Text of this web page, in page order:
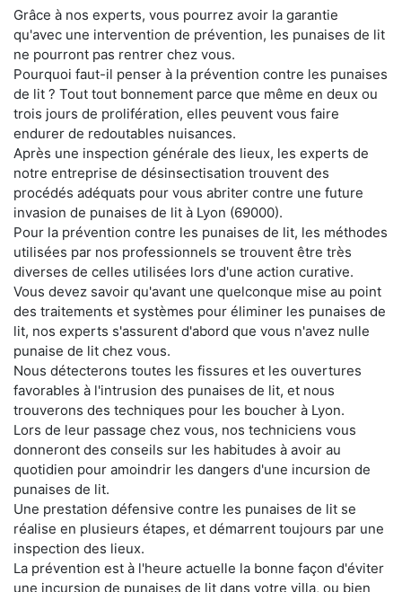
Grâce à nos experts, vous pourrez avoir la garantie
qu'avec une intervention de prévention, les punaises de lit
ne pourront pas rentrer chez vous.
Pourquoi faut-il penser à la prévention contre les punaises
de lit ? Tout tout bonnement parce que même en deux ou
trois jours de prolifération, elles peuvent vous faire
endurer de redoutables nuisances.
Après une inspection générale des lieux, les experts de
notre entreprise de désinsectisation trouvent des
procédés adéquats pour vous abriter contre une future
invasion de punaises de lit à Lyon (69000).
Pour la prévention contre les punaises de lit, les méthodes
utilisées par nos professionnels se trouvent être très
diverses de celles utilisées lors d'une action curative.
Vous devez savoir qu'avant une quelconque mise au point
des traitements et systèmes pour éliminer les punaises de
lit, nos experts s'assurent d'abord que vous n'avez nulle
punaise de lit chez vous.
Nous détecterons toutes les fissures et les ouvertures
favorables à l'intrusion des punaises de lit, et nous
trouverons des techniques pour les boucher à Lyon.
Lors de leur passage chez vous, nos techniciens vous
donneront des conseils sur les habitudes à avoir au
quotidien pour amoindrir les dangers d'une incursion de
punaises de lit.
Une prestation défensive contre les punaises de lit se
réalise en plusieurs étapes, et démarrent toujours par une
inspection des lieux.
La prévention est à l'heure actuelle la bonne façon d'éviter
une incursion de punaises de lit dans votre villa, ou bien